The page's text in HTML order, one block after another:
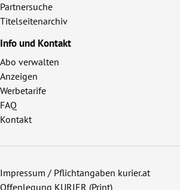
Partnersuche
Titelseitenarchiv
Info und Kontakt
Abo verwalten
Anzeigen
Werbetarife
FAQ
Kontakt
Impressum / Pflichtangaben kurier.at
Offenlegung KURIER (Print)